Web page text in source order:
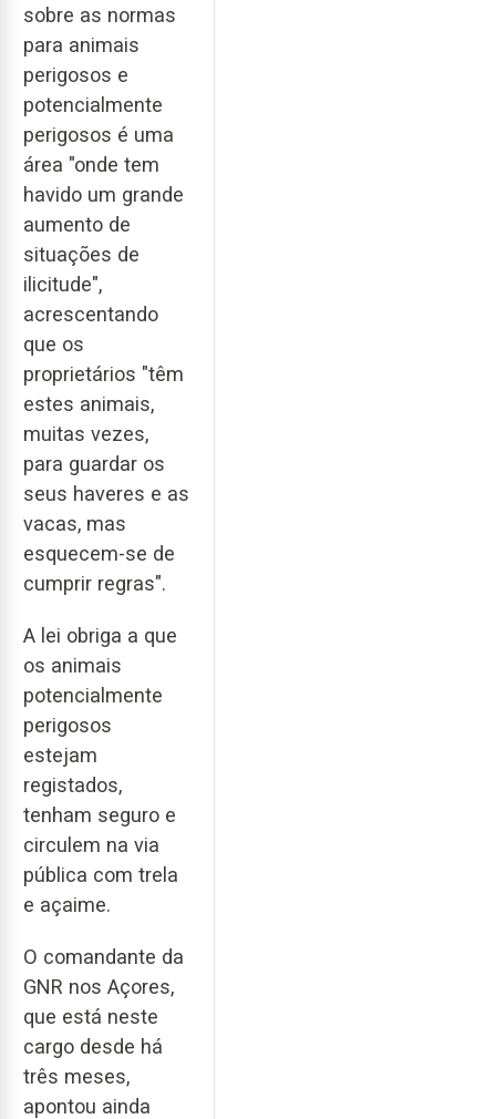
sobre as normas
para animais
perigosos e
potencialmente
perigosos é uma
área "onde tem
havido um grande
aumento de
situações de
ilicitude",
acrescentando
que os
proprietários "têm
estes animais,
muitas vezes,
para guardar os
seus haveres e as
vacas, mas
esquecem-se de
cumprir regras".
A lei obriga a que
os animais
potencialmente
perigosos
estejam
registados,
tenham seguro e
circulem na via
pública com trela
e açaime.
O comandante da
GNR nos Açores,
que está neste
cargo desde há
três meses,
apontou ainda